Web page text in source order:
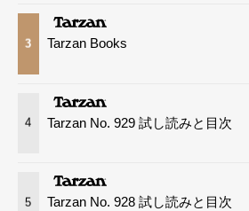
3 Tarzan Books
4 Tarzan No. 929 試し読みと目次
5 Tarzan No. 928 試し読みと目次